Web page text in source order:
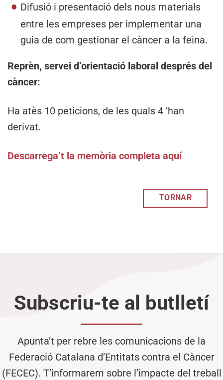
Difusió i presentació dels nous materials
entre les empreses per implementar una
guia de com gestionar el càncer a la feina.
Reprèn, servei d’orientació laboral després del
càncer:
Ha atès 10 peticions, de les quals 4 ’han
derivat.
Descarrega’t la memòria completa aquí
TORNAR
Subscriu-te al butlletí
Apunta’t per rebre les comunicacions de la
Federació Catalana d’Entitats contra el Càncer
(FECEC). T’informarem sobre l’impacte del treball